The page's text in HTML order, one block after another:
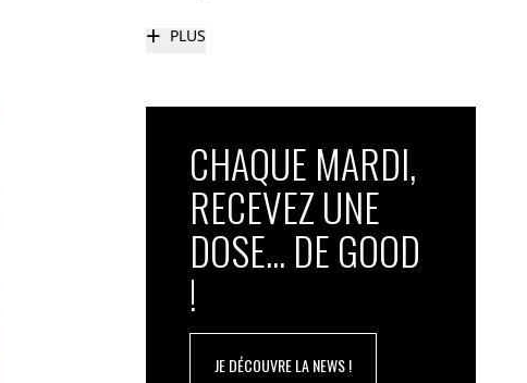
+ PLUS
CHAQUE MARDI,
RECEVEZ UNE
DOSE... DE GOOD
!
JE DÉCOUVRE LA NEWS !